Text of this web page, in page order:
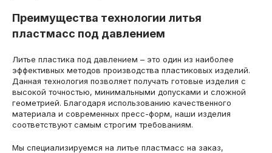
Преимущества технологии литья
пластмасс под давлением
Литье пластика под давлением – это один из наиболее
эффективных методов производства пластиковых изделий.
Данная технология позволяет получать готовые изделия с
высокой точностью, минимальными допусками и сложной
геометрией. Благодаря использованию качественного
материала и современных пресс-форм, наши изделия
соответствуют самым строгим требованиям.
Мы специализируемся на литье пластмасс на заказ,